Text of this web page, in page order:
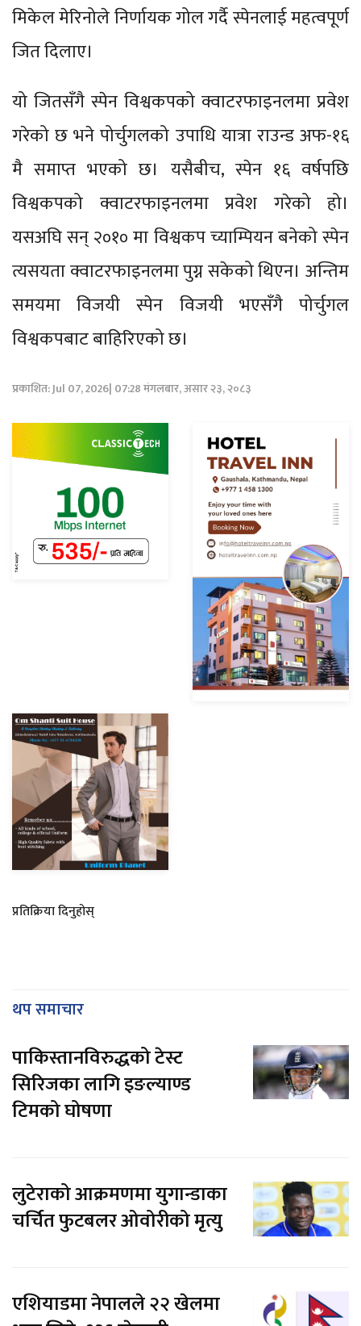
मिकेल मेरिनोले निर्णायक गोल गर्दै स्पेनलाई महत्वपूर्ण
जित दिलाए।
यो जितसँगै स्पेन विश्वकपको क्वाटरफाइनलमा प्रवेश
गरेको छ भने पोर्चुगलको उपाधि यात्रा राउन्ड अफ-१६
मै समाप्त भएको छ। यसैबीच, स्पेन १६ वर्षपछि
विश्वकपको क्वाटरफाइनलमा प्रवेश गरेको हो।
यसअघि सन् २०१० मा विश्वकप च्याम्पियन बनेको स्पेन
त्यसयता क्वाटरफाइनलमा पुग्न सकेको थिएन। अन्तिम
समयमा विजयी स्पेन विजयी भएसँगै पोर्चुगल
विश्वकपबाट बाहिरिएको छ।
प्रकाशित: Jul 07, 2026| 07:28 मंगलबार, असार २३, २०८३
प्रतिक्रिया दिनुहोस्
थप समाचार
पाकिस्तानविरुद्धको टेस्ट
सिरिजका लागि इङल्याण्ड
टिमको घोषणा
लुटेराको आक्रमणमा युगान्डाका
चर्चित फुटबलर ओवोरीको मृत्यु
एशियाडमा नेपालले २२ खेलमा